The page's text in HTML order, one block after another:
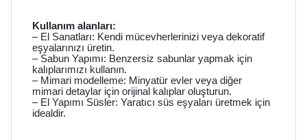
Kullanım alanları:
– El Sanatları: Kendi mücevherlerinizi veya dekoratif
eşyalarınızı üretin.
– Sabun Yapımı: Benzersiz sabunlar yapmak için
kalıplarımızı kullanın.
– Mimari modelleme: Minyatür evler veya diğer
mimari detaylar için orijinal kalıplar oluşturun.
– El Yapımı Süsler: Yaratıcı süs eşyaları üretmek için
idealdir.